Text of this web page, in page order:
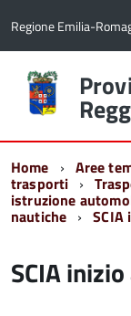
Regione Emilia-
Torna
alla
home
Home Aree
trasporti
istruzione
nautiche
SCIA